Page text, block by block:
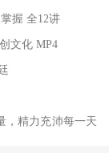
握 全12讲
文化 MP4
，精力充沛每一天